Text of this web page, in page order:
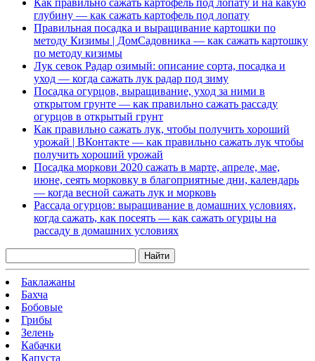
глубину — как сажать картофель под лопату
Правильная посадка и выращивание картошки по
методу Кизимы | ДомСадовника — как сажать картошку
по методу кизимы
Лук севок Радар озимый: описание сорта, посадка и
уход — когда сажать лук радар под зиму
Посадка огурцов, выращивание, уход за ними в
открытом грунте — как правильно сажать рассаду
огурцов в открытый грунт
Как правильно сажать лук, чтобы получить хороший
урожай | ВКонтакте — как правильно сажать лук чтобы
получить хороший урожай
Посадка моркови 2020 сажать в марте, апреле, мае,
июне, сеять морковку в благоприятные дни, календарь
— когда весной сажать лук и морковь
Рассада огурцов: выращивание в домашних условиях,
когда сажать, как посеять — как сажать огурцы на
рассаду в домашних условиях
Найти
Баклажаны
Бахча
Бобовые
Грибы
Зелень
Кабачки
Капуста